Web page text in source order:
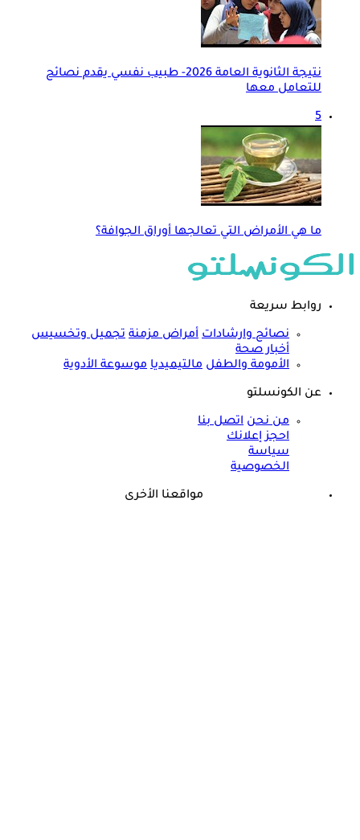
نتيجة الثانوية العامة 2026- طبيب نفسي يقدم نصائح
للتعامل معها
5
ما هي الأمراض التي تعالجها أوراق الجوافة؟
روابط سريعة
نصائح وارشادات أمراض مزمنة تجميل وتخسيس
أخبار صحة
الأمومة والطفل مالتيميديا موسوعة الأدوية
عن الكونسلتو
من نحن اتصل بنا
احجز إعلانك
سياسة
الخصوصية
مواقعنا الأخرى